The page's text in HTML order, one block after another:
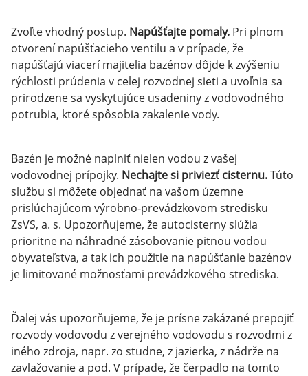
Zvoľte vhodný postup. Napúšťajte pomaly. Pri plnom
otvorení napúšťacieho ventilu a v prípade, že
napúšťajú viacerí majitelia bazénov dôjde k zvýšeniu
rýchlosti prúdenia v celej rozvodnej sieti a uvoľnia sa
prirodzene sa vyskytujúce usadeniny z vodovodného
potrubia, ktoré spôsobia zakalenie vody.
Bazén je možné naplniť nielen vodou z vašej
vodovodnej prípojky. Nechajte si priviezť cisternu.Túto
službu si môžete objednať na vašom územne
prislúchajúcom výrobno‑prevádzkovom stredisku
ZsVS, a. s. Upozorňujeme, že autocisterny slúžia
prioritne na náhradné zásobovanie pitnou vodou
obyvateľstva, a tak ich použitie na napúšťanie bazénov
je limitované možnosťami prevádzkového strediska.
Ďalej vás upozorňujeme, že je prísne zakázané prepojiť
rozvody vodovodu z verejného vodovodu s rozvodmi z
iného zdroja, napr. zo studne, z jazierka, z nádrže na
zavlažovanie a pod. V prípade, že čerpadlo na tomto